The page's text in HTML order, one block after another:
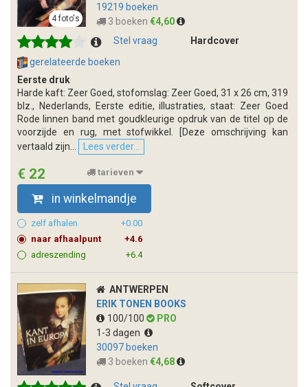
19219 boeken
3 boeken €4,60
4 foto's
Stel vraag
Hardcover
gerelateerde boeken
Eerste druk
Harde kaft: Zeer Goed, stofomslag: Zeer Goed, 31 x 26 cm, 319
blz., Nederlands, Eerste editie, illustraties, staat: Zeer Goed
Rode linnen band met goudkleurige opdruk van de titel op de
voorzijde en rug, met stofwikkel. [Deze omschrijving kan
vertaald zijn...
Lees verder...
€ 22 tarieven
in winkelmandje
zelf afhalen
+0.00
naar afhaalpunt
+4.6
adreszending
+6.4
ANTWERPEN
ERIK TONEN BOOKS
100/100
PRO
1-3 dagen
30097 boeken
3 boeken €4,68